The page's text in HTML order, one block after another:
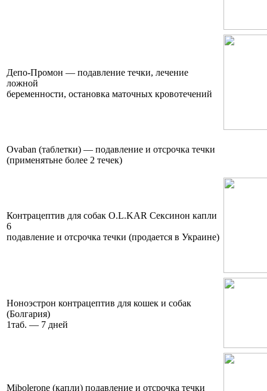
Депо-Промон — подавление течки, лечение
ложной
беременности, остановка маточных кровотечений
Оvaban (таблетки) — подавление и отсрочка течки
(применятьне более 2 течек)
Контрацептив для собак O.L.KAR Сексинон капли
6
подавление и отсрочка течки (продается в Украине)
Ноноэстрон контрацептив для кошек и собак
(Болгария)
1таб. — 7 дней
Mibolerone (капли) подавление и отсрочка течки